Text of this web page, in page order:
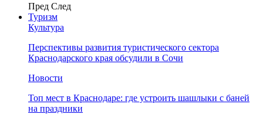
Пред След
Туризм
Культура
Перспективы развития туристического сектора
Краснодарского края обсудили в Сочи
Новости
Топ мест в Краснодаре: где устроить шашлыки с баней
на праздники